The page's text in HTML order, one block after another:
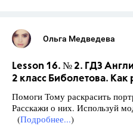
Ольга Медведева
Lesson 16. № 2. ГДЗ
2 класс Биболетова. Как
Помоги Тому раскрасить
Расскажи о них. Используй
(Подробнее...)